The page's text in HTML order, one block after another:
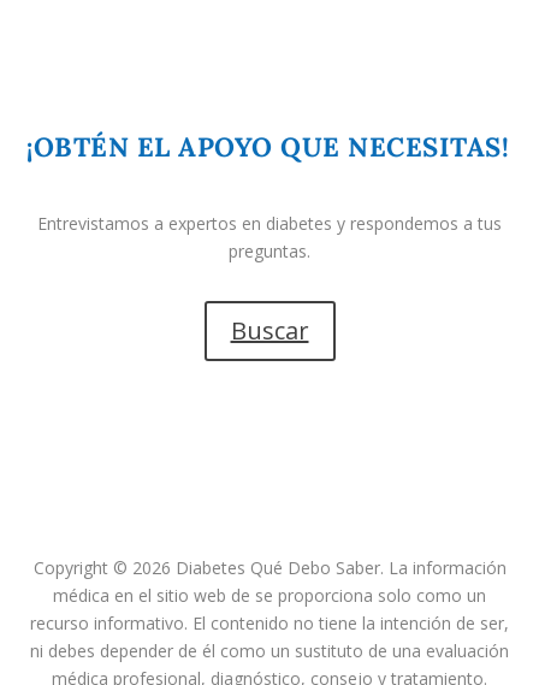
¡OBTÉN EL APOYO QUE NECESITAS!
Entrevistamos a expertos en diabetes y respondemos a tus
preguntas.
Buscar
Copyright © 2026 Diabetes Qué Debo Saber. La información
médica en el sitio web de se proporciona solo como un
recurso informativo. El contenido no tiene la intención de ser,
ni debes depender de él como un sustituto de una evaluación
médica profesional, diagnóstico, consejo y tratamiento.